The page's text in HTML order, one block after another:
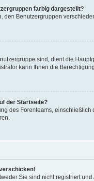
farbig dargestellt?
den Benutzergruppen
sind, dient die
kann Ihnen die
der Startseite?
des Forenteams,
Sie sind nicht registriert